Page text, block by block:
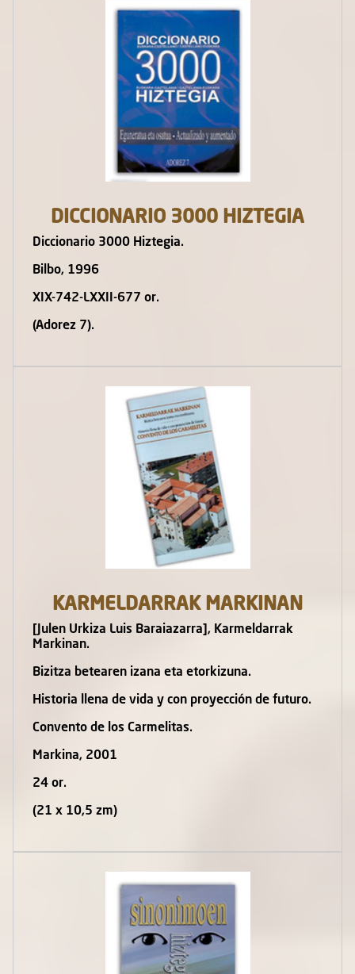
DICCIONARIO 3000 HIZTEGIA
Diccionario 3000 Hiztegia.
Bilbo, 1996
XIX-742-LXXII-677 or.
(Adorez 7).
KARMELDARRAK MARKINAN
[Julen Urkiza Luis Baraiazarra], Karmeldarrak
Markinan.
Bizitza betearen izana eta etorkizuna.
Historia llena de vida y con proyección de futuro.
Convento de los Carmelitas.
Markina, 2001
24 or.
(21 x 10,5 zm)